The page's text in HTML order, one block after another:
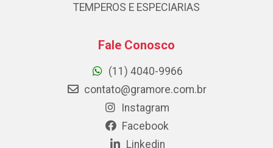
TEMPEROS E ESPECIARIAS
Fale Conosco
(11) 4040-9966
contato@gramore.com.br
Instagram
Facebook
Linkedin